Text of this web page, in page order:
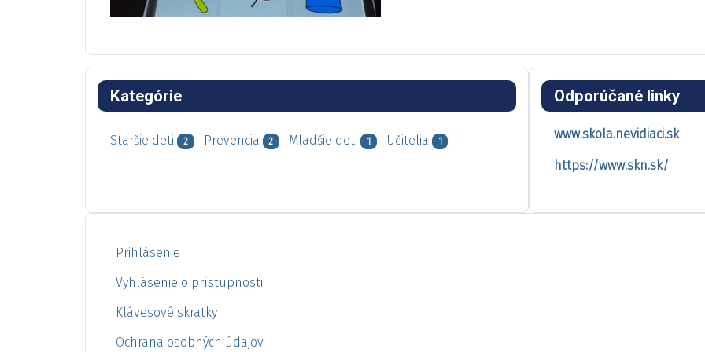
Kategórie
Staršie deti 2 Prevencia 2 Mladšie deti 1 Učitelia 1
Odporúčané linky
www.skola.nevidiaci.sk
https://www.skn.sk/
Prihlásenie
Vyhlásenie o prístupnosti
Klávesové skratky
Ochrana osobných údajov